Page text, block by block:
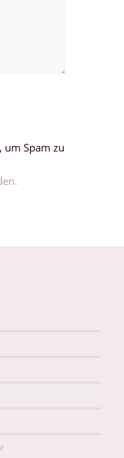
um Spam zu